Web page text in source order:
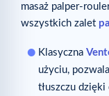
masaż palper-
wszystkich zalet
Klasyczna
użyciu,
tłuszczu